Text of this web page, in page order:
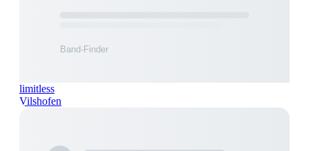
limitless
Vilshofen